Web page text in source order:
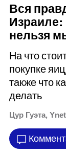
Вся
Израиле:
нельзя
На что
покупке
также что
делать
Цур Гуэта, Ynet